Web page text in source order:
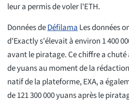
leur a permis de voler l'ETH.
Données deDéfilamaLes données
d'Exactly s'élevait à environ 1 400
avant le piratage. Ce chiffre a chuté
de yuans au moment de la
natif de la plateforme, EXA, a
de 121 300 000 yuans après le